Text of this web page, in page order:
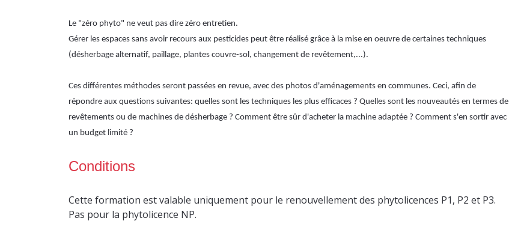
Le "zéro phyto" ne veut pas dire zéro entretien.
Gérer les espaces sans avoir recours aux pesticides peut être réalisé grâce à la mise en oeuvre de certaines techniques
(désherbage alternatif, paillage, plantes couvre-sol, changement de revêtement,...).
Ces différentes méthodes seront passées en revue, avec des photos d'aménagements en communes. Ceci, afin de
répondre aux questions suivantes: quelles sont les techniques les plus efficaces ? Quelles sont les nouveautés en termes de
revêtements ou de machines de désherbage ? Comment être sûr d'acheter la machine adaptée ? Comment s'en sortir avec
un budget limité ?
Conditions
Cette formation est valable uniquement pour le renouvellement des phytolicences P1, P2 et P3.
Pas pour la phytolicence NP.